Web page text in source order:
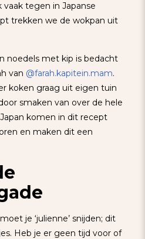
tegen in Japanse
trekken we de wokpan uit
noedels met kip is bedacht
van @farah.kapitein.mam.
koken graag uit eigen tuin
smaken van over de hele
komen in dit recept
en maken dit een
je ‘julienne’ snijden; dit
Heb je er geen tijd voor of